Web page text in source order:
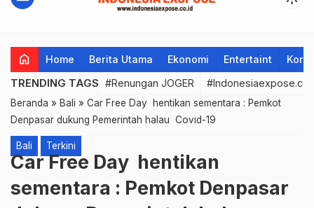
home Home Berita Utama Ekonomi Entertaint
TRENDING TAGS #Renungan JOGER
Beranda » Bali » Car Free Day hentikan sementara : Pemkot
Denpasar dukung Pemerintah halau Covid-19
Bali Terkini
Car Free Day hentikan
sementara : Pemkot Denpasar